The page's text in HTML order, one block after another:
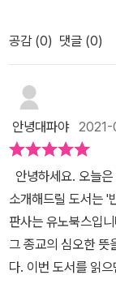
하셨는데 생명의 모
고정되어 변치 않는
면 공(空)이란 의미
지만 불교 전체로
색온(色) - 물질요소
통해 느끼는 고통
는 대상에 대해 형
- 업을 지을 때의 심
작용 두번째 문단에
중요하다는 '색즉
보시길 권해드립니
만나봐야겠습니다.​-
읽고 작성한 리뷰입
어쩌면 멀리 있는
말처럼 자연스러운 가운데에 있
마음으로 인생을 바
든 것을꽃이 피었
------------------ *
쨌든 불교는 깨달
느낄 때 마지막 주문
각하며 체화하는 것
經)’이란 반야(般若
있을 것입니다. 불
심경 마음공부>를
명서입니다.
을 의미한다. 그렇
것에 더 집중을 해야
본래 모습으로 돌아
습이 아닌, 그 실체
로 우리 자신의 집으
돌아가는 것이라는
저 환상일 뿐이다.”
것이지만, 이 변하는
꾸미는 것도 나의 자
이기 때문에 그렇게
각이 들었다. ​저자
대인에게 현실에 집
들려주기를 원한다
늘 초초해하는 딱
경의 지혜라는 1장
지총 8장으로 구성
해놓아서반야심경
이 될 것 같았다. 반
에 달하는 ‘반야바
라 할 수 있다. 그리
세상에서 의연해지
공감 (0) 댓글 (0)
안녕대파야2021-
안녕하세요. 오늘
소개해드릴 도서는 '
판사는 유노북스입
그 종교의 심오한 뜻
다. 이번 도서를 읽